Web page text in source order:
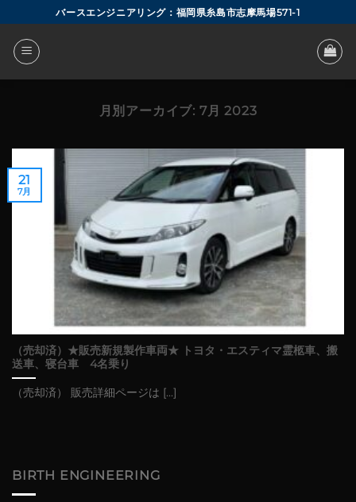
to
content
バースエンジニアリング：福岡県糸島市志摩馬場571-1
月別アーカイブ: 7月 2023
（売却済）★販売新規製作車両★ トヨタ・エスティマ霊柩車、搬
送車、寝台車 4名乗り
（売却済） 販売詳細ページは [...]
21
7月
BIRTH ENGINEERING